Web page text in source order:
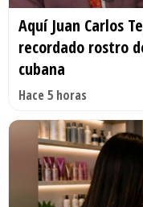
Aquí Juan Carlos
recordado rostro
cubana
Hace 5 horas